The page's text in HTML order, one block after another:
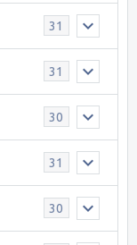
31
31
30
31
30